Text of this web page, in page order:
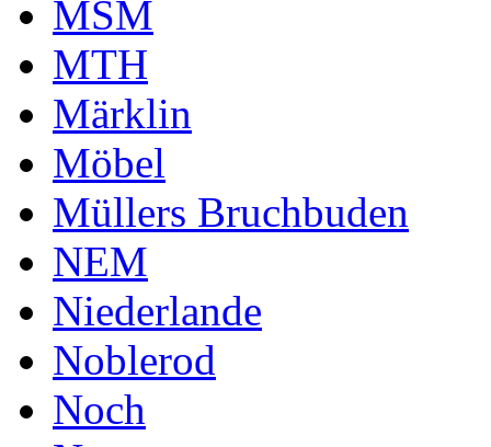
MSM
MTH
Märklin
Möbel
Müllers Bruchbuden
NEM
Niederlande
Noblerod
Noch